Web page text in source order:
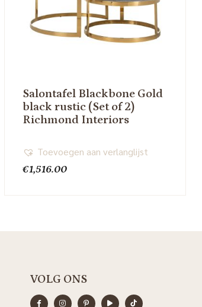
Salontafel Blackbone Gold
black rustic (Set of 2)
Richmond Interiors
€1,516.00
Toevoegen aan verlanglijst
VOLG ONS